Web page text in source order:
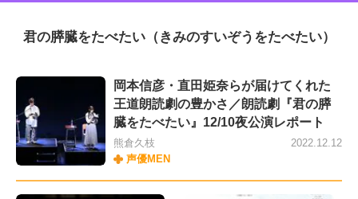
君の膵臓をたべたい（きみのすいぞうをたべたい）
岡本信彦・直田姫奈らが届けてくれた
王道朗読劇の豊かさ／朗読劇『君の膵
臓をたべたい』12/10夜公演レポート
熊倉久枝
声優MEN
2022.12.12